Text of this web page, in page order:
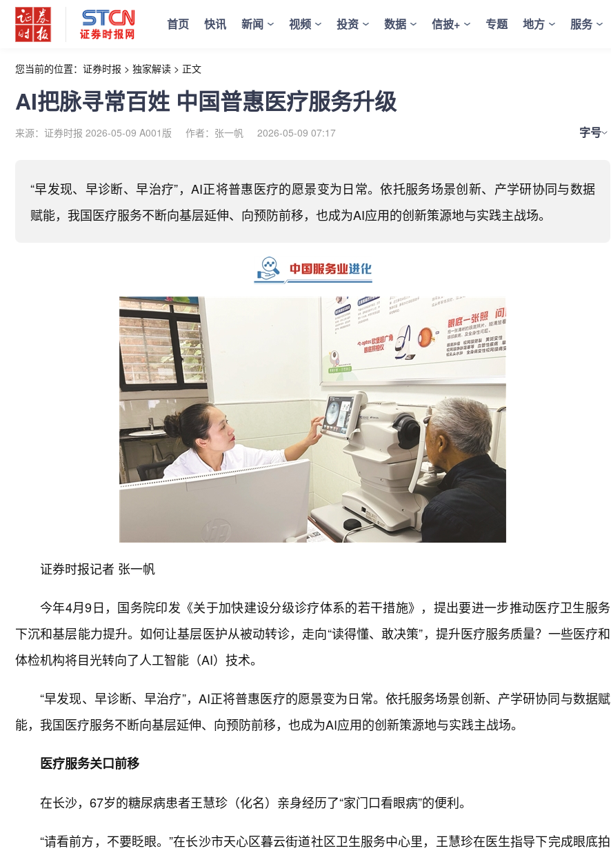
首页 快讯 新闻 视频 投资 数据 信披+ 专题 地方 服务
您当前的位置： 证券时报 > 独家解读 > 正文
AI把脉寻常百姓 中国普惠医疗服务升级
来源：证券时报 2026-05-09 A001版 作者：张一帆 2026-05-09 07:17 字号
“早发现、早诊断、早治疗”，AI正将普惠医疗的愿景变为日常。依托服务场景创新、产学研协同与数据
赋能，我国医疗服务不断向基层延伸、向预防前移，也成为AI应用的创新策源地与实践主战场。
证券时报记者 张一帆
今年4月9日，国务院印发《关于加快建设分级诊疗体系的若干措施》，提出要进一步推动医疗卫生服务
下沉和基层能力提升。如何让基层医护从被动转诊，走向“读得懂、敢决策”，提升医疗服务质量？一些医疗和
体检机构将目光转向了人工智能（AI）技术。
“早发现、早诊断、早治疗”，AI正将普惠医疗的愿景变为日常。依托服务场景创新、产学研协同与数据赋
能，我国医疗服务不断向基层延伸、向预防前移，也成为AI应用的创新策源地与实践主战场。
医疗服务关口前移
在长沙，67岁的糖尿病患者王慧珍（化名）亲身经历了“家门口看眼病”的便利。
“请看前方，不要眨眼。”在长沙市天心区暮云街道社区卫生服务中心里，王慧珍在医生指导下完成眼底拍